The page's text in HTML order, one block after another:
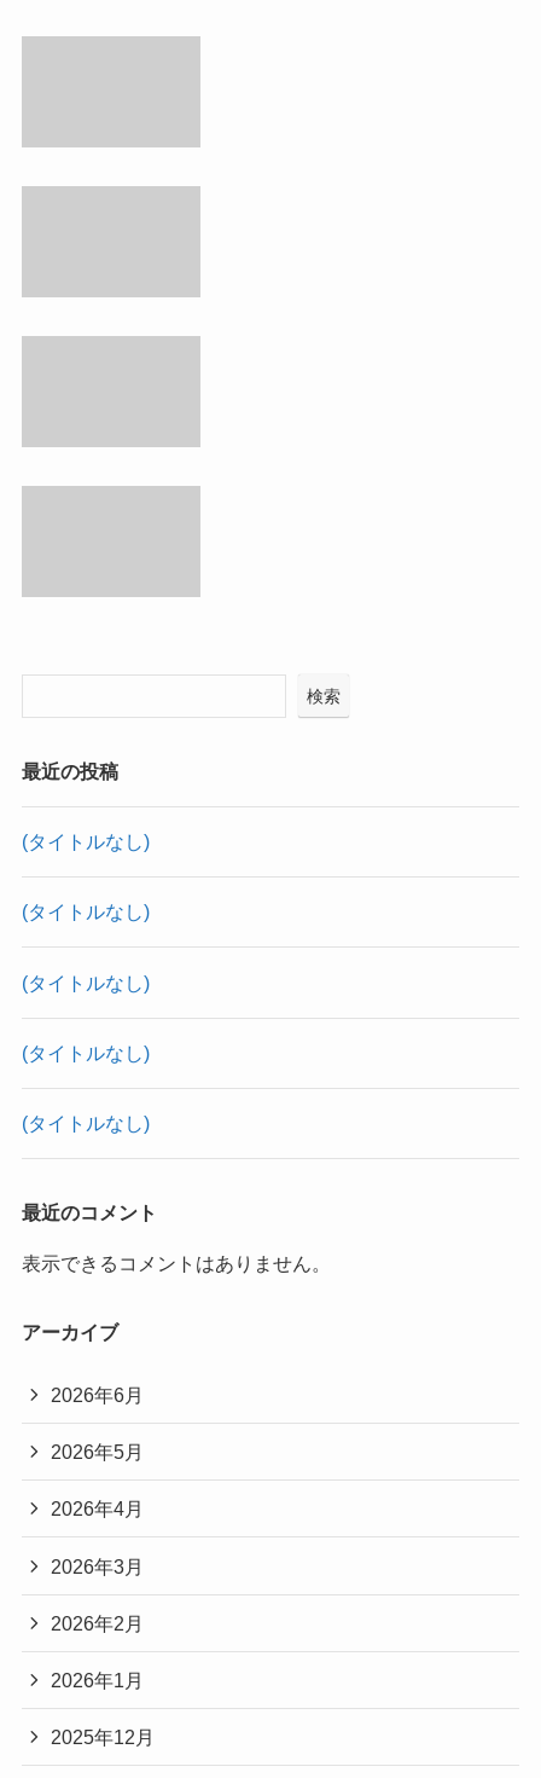
検索
最近の投稿
(タイトルなし)
(タイトルなし)
(タイトルなし)
(タイトルなし)
(タイトルなし)
最近のコメント
表示できるコメントはありません。
アーカイブ
2026年6月
2026年5月
2026年4月
2026年3月
2026年2月
2026年1月
2025年12月